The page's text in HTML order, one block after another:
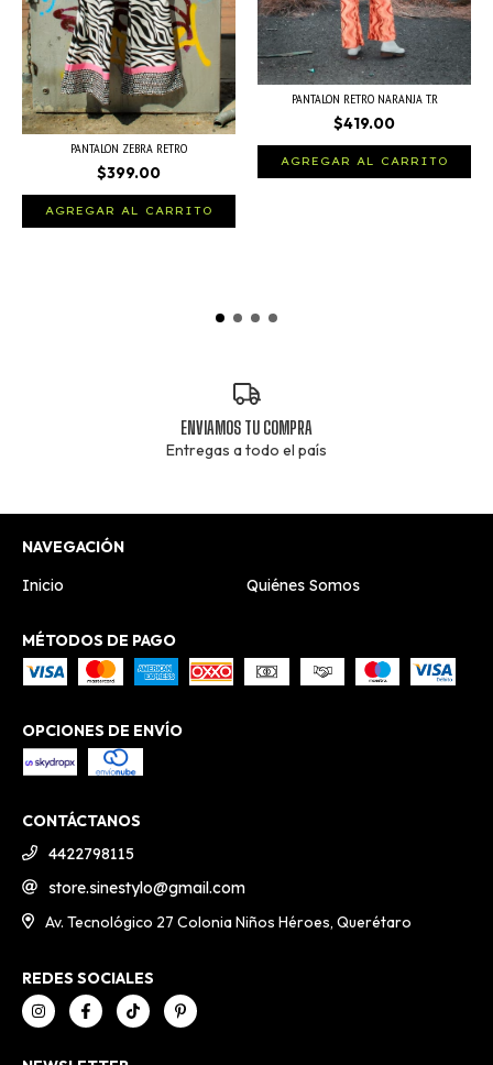
PANTALON ZEBRA RETRO
$399.00
AGREGAR AL CARRITO
PANTALON RETRO NARANJA T.R
$419.00
AGREGAR AL CARRITO
ENVIAMOS TU COMPRA
Entregas a todo el país
NAVEGACIÓN
Inicio
Quiénes Somos
MÉTODOS DE PAGO
OPCIONES DE ENVÍO
CONTÁCTANOS
4422798115
store.sinestylo@gmail.com
Av. Tecnológico 27 Colonia Niños Héroes, Querétaro
REDES SOCIALES